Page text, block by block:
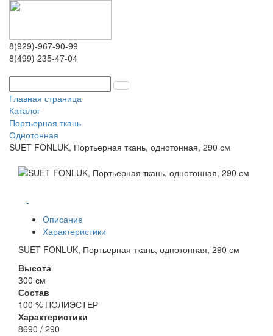
8(929)-967-90-99
8(499) 235-47-04
Главная страница
Каталог
Портьерная ткань
Однотонная
SUET FONLUK, Портьерная ткань, однотонная, 290 см
-
Описание
Характеристики
SUET FONLUK, Портьерная ткань, однотонная, 290 см
Высота
300 см
Состав
100 % ПОЛИЭСТЕР
Характеристики
8690 / 290